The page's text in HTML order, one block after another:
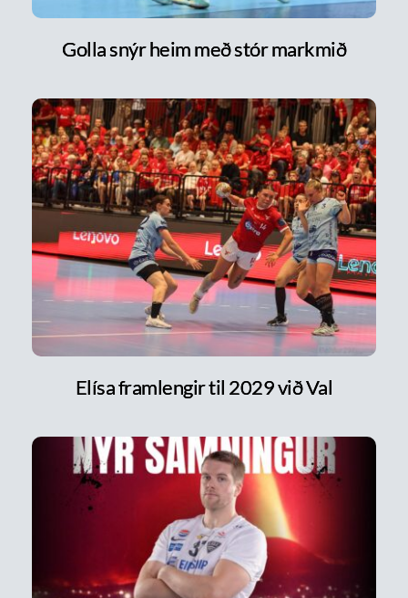
Golla snýr heim með stór markmið
Elísa framlengir til 2029 við Val